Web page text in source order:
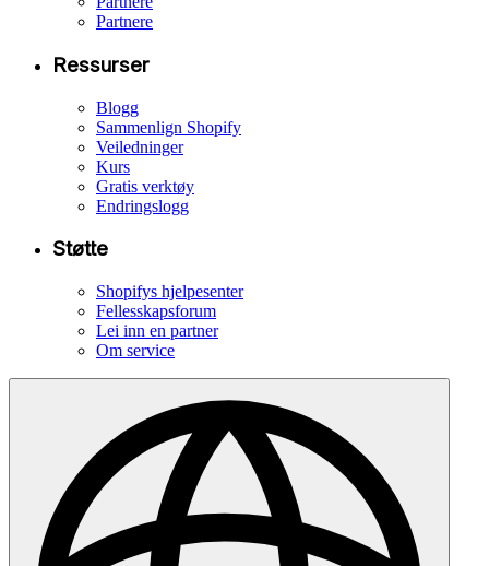
Partnere
Ressurser
Blogg
Sammenlign Shopify
Veiledninger
Kurs
Gratis verktøy
Endringslogg
Støtte
Shopifys hjelpesenter
Fellesskapsforum
Lei inn en partner
Om service